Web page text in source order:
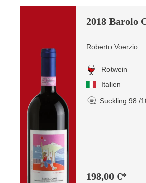
2018 Barolo
Roberto Voerzio
Rotwein
Italien
Suckling 98 /
198,00 €*